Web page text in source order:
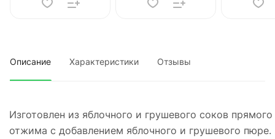
Описание Характеристики Отзывы
Изготовлен из яблочного и грушевого соков прямого
отжима с добавлением яблочного и грушевого пюре.